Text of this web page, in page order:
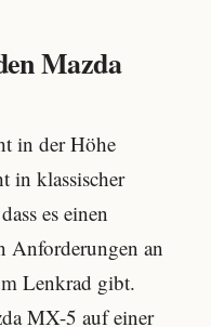
Mazda
in der Höhe
in klassischer
es einen
Anforderungen an
Lenkrad gibt.
MX-5 auf einer